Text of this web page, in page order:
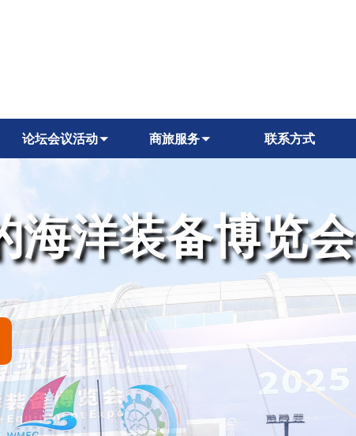
论坛会议活动 商旅服务 联系方式
海洋装备博览会